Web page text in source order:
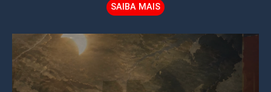
SAIBA MAIS